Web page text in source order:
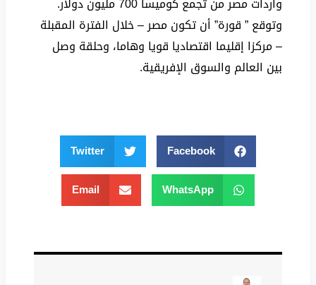
وتوقع ” قورة” أن تكون مصر – خلال الفترة المقبلة
– مركزا إقليما اقتصاديا قويا وهاما، وحلقة وصل
بين العالم والسوق الإفريقية.
Facebook
Twitter
WhatsApp
Email